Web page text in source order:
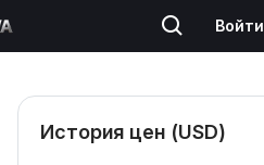
Войти
История цен (USD)